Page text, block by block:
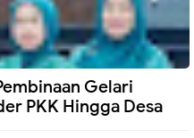
Gelari
PKK Hingga Desa